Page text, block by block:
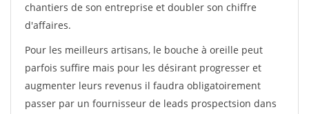
chantiers de son entreprise et doubler son chiffre
d'affaires.
Pour les meilleurs artisans, le bouche à oreille peut
parfois suffire mais pour les désirant progresser et
augmenter leurs revenus il faudra obligatoirement
passer par un fournisseur de leads prospectsion dans